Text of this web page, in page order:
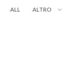
ALL ALTRO